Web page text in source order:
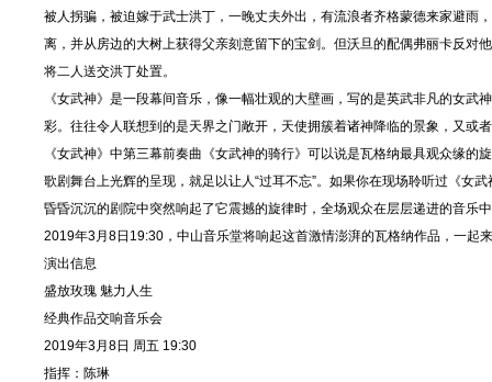
被人拐骗，被迫嫁于武士洪丁，一晚丈夫外出，有流浪者齐格蒙德来家避雨
离，并从房边的大树上获得父亲刻意留下的宝剑。但沃旦的配偶弗丽卡反对
将二人送交洪丁处置。
《女武神》是一段幕间音乐，像一幅壮观的大壁画，写的是英武非凡的女
彩。往往令人联想到的是天界之门敞开，天使拥簇着诸神降临的景象，又或
《女武神》中第三幕前奏曲《女武神的骑行》可以说是瓦格纳最具观众缘
歌剧舞台上光辉的呈现，就足以让人“过耳不忘”。如果你在现场聆听过《女
昏昏沉沉的剧院中突然响起了它震撼的旋律时，全场观众在层层递进的音乐
2019年3月8日19:30，中山音乐堂将响起这首激情澎湃的瓦格纳作品，一起
演出信息
盛放玫瑰 魅力人生
经典作品交响音乐会
2019年3月8日 周五 19:30
指挥：陈琳